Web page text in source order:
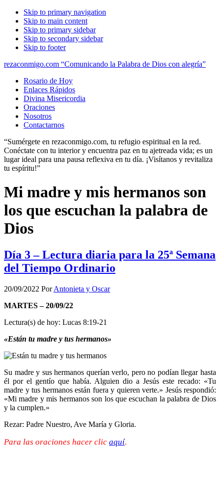
Skip to primary navigation
Skip to main content
Skip to primary sidebar
Skip to secondary sidebar
Skip to footer
rezaconmigo.com “Comunicando la Palabra de Dios con alegría”
Rosario de Hoy
Enlaces Rápidos
Divina Misericordia
Oraciones
Nosotros
Contactarnos
“Sumérgete en rezaconmigo.com, tu refugio espiritual en la red.
Conéctate con tu interior y encuentra paz en tu ajetreada vida; es un
lugar ideal para una pausa reflexiva en tu día. ¡Visítanos y revitaliza
tu espíritu!”
Mi madre y mis hermanos son
los que escuchan la palabra de
Dios
Día 3 – Lectura diaria para la 25ª Semana
del Tiempo Ordinario
20/09/2022 PorAntonieta y Oscar
MARTES – 20/09/22
Lectura(s) de hoy: Lucas 8:19-21
«Están tu madre y tus hermanos»
Su madre y sus hermanos querían verlo, pero no podían llegar hasta
él por el gentío que había. Alguien dio a Jesús este recado: «Tu
madre y tus hermanos están fuera y quieren verte.» Jesús respondió:
«Mi madre y mis hermanos son los que escuchan la palabra de Dios
y la cumplen.»
Rezar: Padre Nuestro, Ave María y Gloria.
Para las oraciones hacer clic aquí.